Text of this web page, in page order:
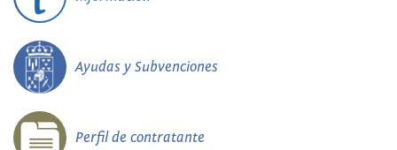
Ayudas y Subvenciones
Perfil de contratante